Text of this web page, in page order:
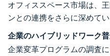
オフィススペース市場は、
ンとの連携をさらに深めてい
企業のハイブリッドワーク
企業変革プログラムの調査